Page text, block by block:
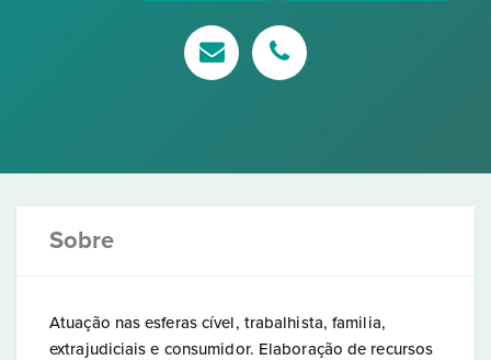
Sobre
Atuação nas esferas cível, trabalhista, familia,
extrajudiciais e consumidor. Elaboração de recursos